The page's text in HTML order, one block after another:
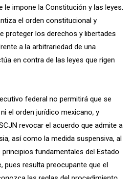
le impone la Constitución y las leyes.
el orden constitucional y
proteger los derechos y libertades
a la arbitrariedad de una
en contra de las leyes que rigen
federal no permitirá que se
el orden jurídico mexicano, y
revocar el acuerdo que admite a
así como la medida suspensiva, al
fundamentales del Estado
pues resulta preocupante que el